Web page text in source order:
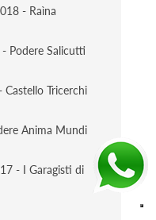
- Raìna
Podere Salicutti
Tricerchi
Anima Mundi
- I Garagisti di